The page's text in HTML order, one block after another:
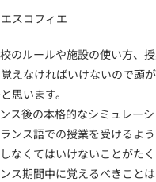
スコフィエ
のルールや施設の使い方、
えなければいけないので頭
思います。
ス後の本格的なシミュレー
ンス語での授業を受けるよ
なくてはいけないことがたく
ス期間中に覚えるべきこと